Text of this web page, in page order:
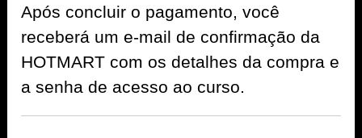
Após concluir o pagamento, você
receberá um e-mail de confirmação da
HOTMART com os detalhes da compra e
a senha de acesso ao curso.